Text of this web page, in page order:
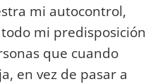
mi autocontrol,
mi predisposición
que cuando
en vez de pasar a